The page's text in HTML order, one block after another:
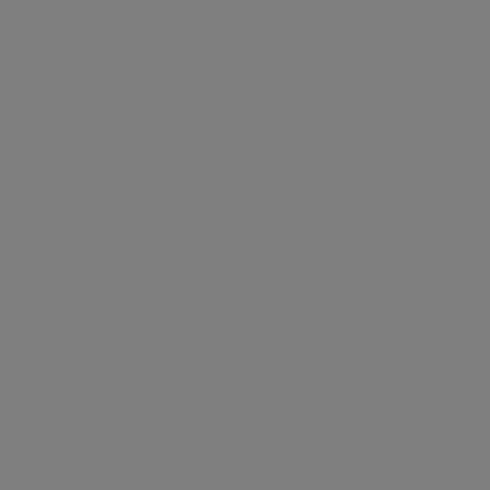
38°
une vodka aromatisée à la
à partir d’ingrédients 100 %
un profil intensément fruité et
du fruit rouge. Sa vivacité en fait
et expressives.